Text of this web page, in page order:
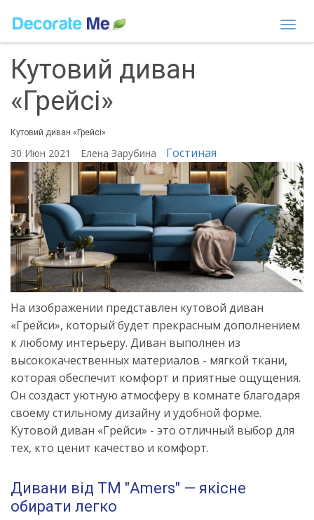
Кутовий диван
«Грейсі»
Кутовий диван «Грейсі»
30 Июн 2021 Елена Зарубина Гостиная
На изображении представлен кутовой диван
«Грейси», который будет прекрасным дополнением
к любому интерьеру. Диван выполнен из
высококачественных материалов - мягкой ткани,
которая обеспечит комфорт и приятные ощущения.
Он создаст уютную атмосферу в комнате благодаря
своему стильному дизайну и удобной форме.
Кутовой диван «Грейси» - это отличный выбор для
тех, кто ценит качество и комфорт.
Дивани від ТМ "Amers" — якісне
обирати легко